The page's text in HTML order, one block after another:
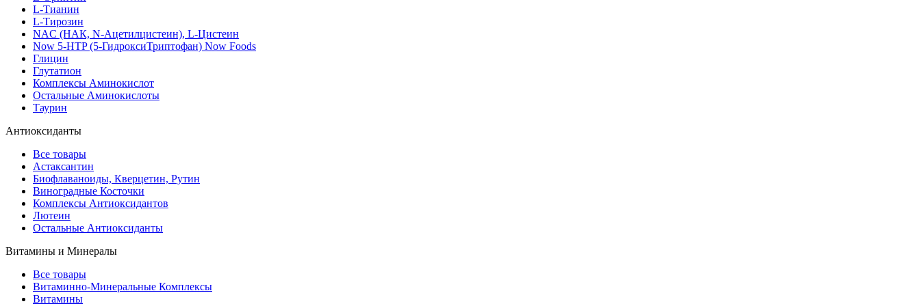
L-Тианин
L-Тирозин
NAC (НАК, N-Ацетилцистеин), L-Цистеин
Now 5-HTP (5-ГидроксиТриптофан) Now Foods
Глицин
Глутатион
Комплексы Аминокислот
Остальные Аминокислоты
Таурин
Антиоксиданты
Все товары
Астаксантин
Биофлаваноиды, Кверцетин, Рутин
Виноградные Косточки
Комплексы Антиоксидантов
Лютеин
Остальные Антиоксиданты
Витамины и Минералы
Все товары
Витаминно-Минеральные Комплексы
Витамины